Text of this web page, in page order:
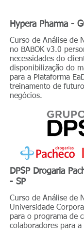
Hypera Pharma -
Curso de Análise de
no BABOK v3.0
necessidades do
disponibilização do
para a Plataforma
treinamento de
negócios.
DPSP Drogaria
- SP
Curso de Análise de
Universidade
para o programa de
colaboradores para